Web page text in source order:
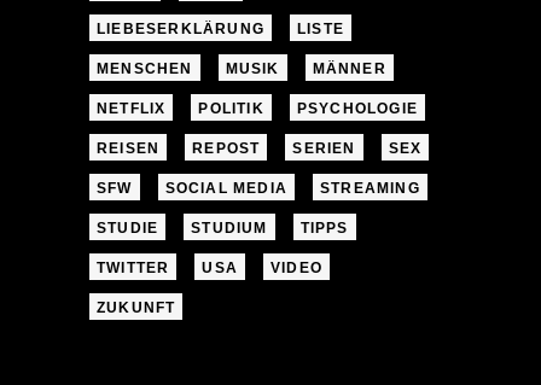
LIEBESERKLÄRUNG LISTE
MENSCHEN MUSIK MÄNNER
NETFLIX POLITIK PSYCHOLOGIE
REISEN REPOST SERIEN SEX
SFW SOCIAL MEDIA STREAMING
STUDIE STUDIUM TIPPS
TWITTER USA VIDEO
ZUKUNFT